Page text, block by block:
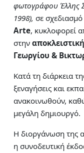
φωτογράφου Έλλης
1998),σε σχεδιασμό
Arte, κυκλοφορεί
στηναποκλειστική
Γεωργίου &
Κατά τη διάρκεια
ξεναγήσεις και
ανακοινωθούν,
μεγάλη δημιουργό.
Η διοργάνωση της
η συνοδευτική